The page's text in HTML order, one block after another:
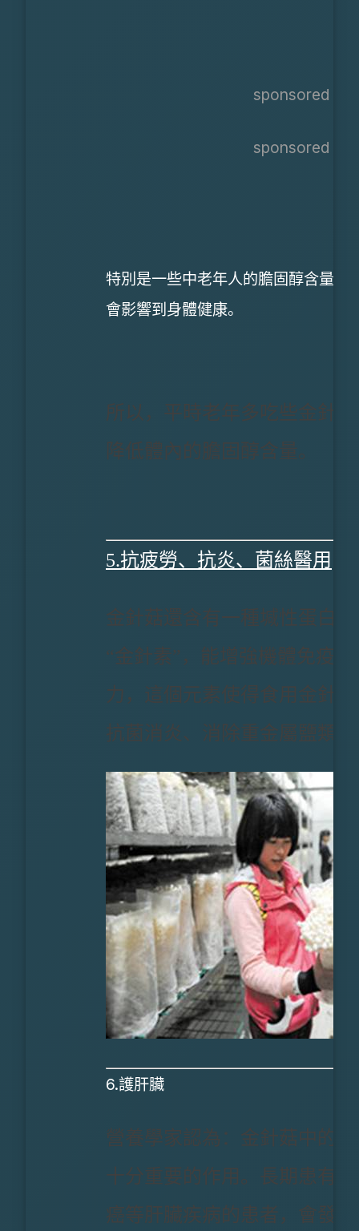
sponsored ads
sponsored ads
特別是一些中老年人的膽固醇含量很
會影響到身體健康。
所以，平時老年多吃些金針
降低體內的膽固醇含量。
5.抗疲勞、抗炎、菌絲醫用
金針菇還含有一種堿性蛋白
“金針素”，能增強機體免疫
力，這個元素使得食用金針
抗菌消炎、消除重金屬鹽類
6.護肝臟
營養學家認為：金針菇中的
十分重要的作用。長期患有
癌等肝臟疾病的患者，會發